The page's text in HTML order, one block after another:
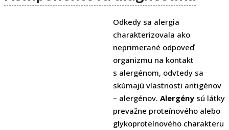
Odkedy sa alergia
charakterizovala ako
neprimerané odpoveď
organizmu na kontakt
s alergénom, odvtedy sa
skúmajú vlastnosti antigénov
– alergénov. Alergény sú látky
prevažne proteínového alebo
glykoproteínového charakteru